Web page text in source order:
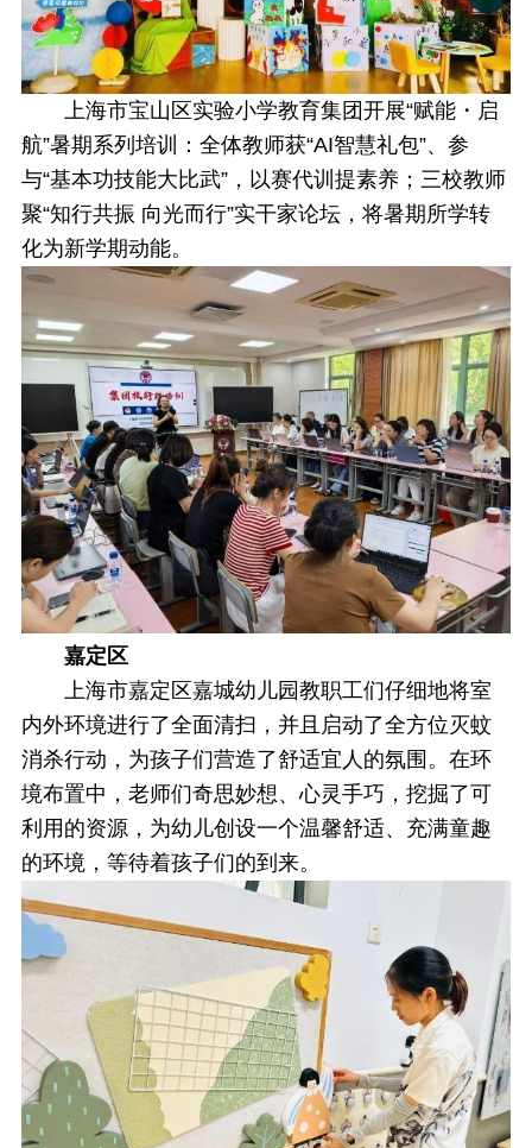
上海市宝山区实验小学教育集团开展“赋能・启
航”暑期系列培训：全体教师获“AI智慧礼包”、参
与“基本功技能大比武”，以赛代训提素养；三校教师
聚“知行共振 向光而行”实干家论坛，将暑期所学转
化为新学期动能。
嘉定区
上海市嘉定区嘉城幼儿园教职工们仔细地将室
内外环境进行了全面清扫，并且启动了全方位灭蚊
消杀行动，为孩子们营造了舒适宜人的氛围。在环
境布置中，老师们奇思妙想、心灵手巧，挖掘了可
利用的资源，为幼儿创设一个温馨舒适、充满童趣
的环境，等待着孩子们的到来。